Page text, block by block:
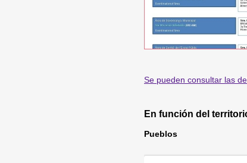
Se pueden consultar las
En función del
Pueblos